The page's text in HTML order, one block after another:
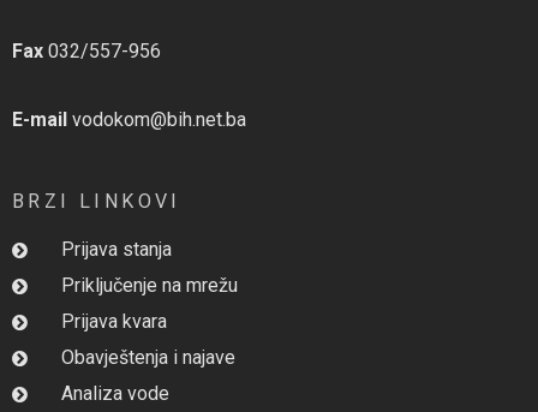
Fax 032/557-956
E-mail vodokom@bih.net.ba
BRZI LINKOVI
Prijava stanja
Priključenje na mrežu
Prijava kvara
Obavještenja i najave
Analiza vode